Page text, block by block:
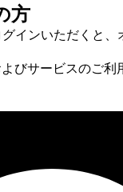
方
インいただくと、
びサービスのご利